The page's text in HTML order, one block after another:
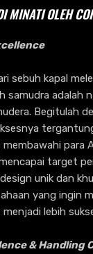
MINATI OLEH
sebuh kapal
samudra adalah
Begitulah
membawahi para
target
unik dan
yang ingin
menjadi lebih
& Handling